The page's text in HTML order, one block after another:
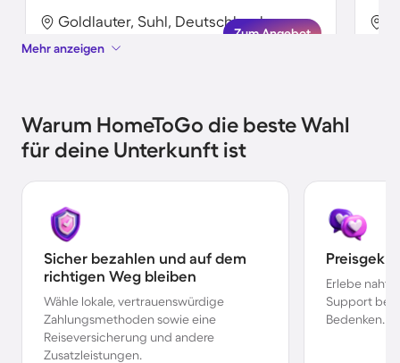
Goldlauter, Suhl, Deutschland
Zum Angebot
Mehr anzeigen
Warum HomeToGo die beste Wahl
für deine Unterkunft ist
Sicher bezahlen und auf dem
richtigen Weg bleiben
Wähle lokale, vertrauenswürdige
Zahlungsmethoden sowie eine
Reiseversicherung und andere
Zusatzleistungen.
Erlebe
Support bei
Bedenken.